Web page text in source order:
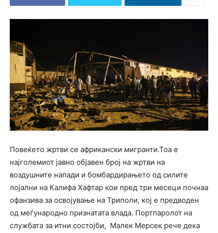
Повеќето жртви се африкански мигранти.Тоа е
најголемиот јавно објавен број на жртви на
воздушните напади и бомбардирањето од силите
лојални на Калифа Хафтар кои пред три месеци почнаа
офанзива за освојување на Триполи, кој е предводен
од меѓународно признатата влада. Портпаролот на
службата за итни состојби, Малек Meрсек рече дека